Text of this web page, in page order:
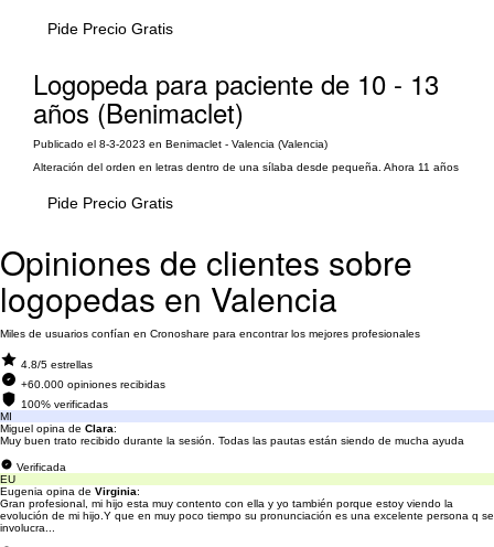
Pide Precio Gratis
Logopeda para paciente de 10 - 13
años (Benimaclet)
Publicado el 8-3-2023 en Benimaclet - Valencia (Valencia)
Alteración del orden en letras dentro de una sílaba desde pequeña. Ahora 11 años
Pide Precio Gratis
Opiniones de clientes sobre
logopedas en Valencia
Miles de usuarios confían en Cronoshare para encontrar los mejores profesionales
4.8/5 estrellas
+60.000 opiniones recibidas
100% verificadas
MI
Miguel opina de Clara:
Muy buen trato recibido durante la sesión. Todas las pautas están siendo de mucha ayuda
Verificada
EU
Eugenia opina de Virginia:
Gran profesional, mi hijo esta muy contento con ella y yo también porque estoy viendo la
evolución de mi hijo.Y que en muy poco tiempo su pronunciación es una excelente persona q se
involucra...